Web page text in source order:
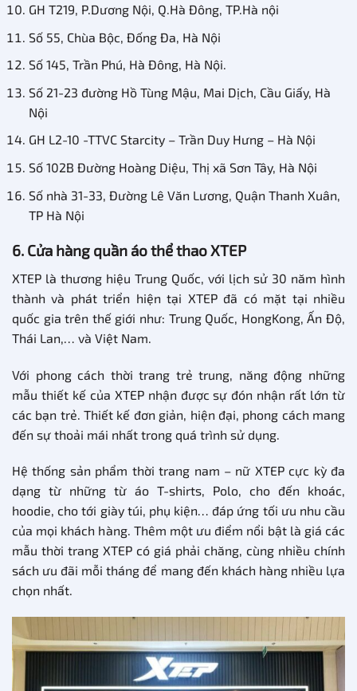
GH T219, P.Dương Nội, Q.Hà Đông, TP.Hà nội
Số 55, Chùa Bộc, Đống Đa, Hà Nội
Số 145, Trần Phú, Hà Đông, Hà Nội.
Số 21-23 đường Hồ Tùng Mậu, Mai Dịch, Cầu Giấy, Hà
Nội
GH L2-10 -TTVC Starcity – Trần Duy Hưng – Hà Nội
Số 102B Đường Hoàng Diệu, Thị xã Sơn Tây, Hà Nội
Số nhà 31-33, Đường Lê Văn Lương, Quận Thanh Xuân,
TP Hà Nội
6. Cửa hàng quần áo thể thao XTEP
XTEP là thương hiệu Trung Quốc, với lịch sử 30 năm hình
thành và phát triển hiện tại XTEP đã có mặt tại nhiều
quốc gia trên thế giới như: Trung Quốc, HongKong, Ấn Độ,
Thái Lan,… và Việt Nam.
Với phong cách thời trang trẻ trung, năng động những
mẫu thiết kế của XTEP nhận được sự đón nhận rất lớn từ
các bạn trẻ. Thiết kế đơn giản, hiện đại, phong cách mang
đến sự thoải mái nhất trong quá trình sử dụng.
Hệ thống sản phẩm thời trang nam – nữ XTEP cực kỳ đa
dạng từ những từ áo T-shirts, Polo, cho đến khoác,
hoodie, cho tới giày túi, phụ kiện… đáp ứng tối ưu nhu cầu
của mọi khách hàng. Thêm một ưu điểm nổi bật là giá các
mẫu thời trang XTEP có giá phải chăng, cùng nhiều chính
sách ưu đãi mỗi tháng để mang đến khách hàng nhiều lựa
chọn nhất.